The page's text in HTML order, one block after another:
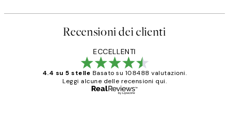
Recensioni dei clienti
ECCELLENTI
4.4 su 5 stelle Basato su 108488 valutazioni.
Leggi alcune delle recensioni qui.